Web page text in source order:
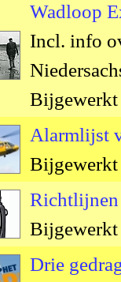
Wadloop
Incl. info
Bijgewerkt
Alarmlijst
Bijgewerkt
Richtlijnen
Bijgewerkt
Drie